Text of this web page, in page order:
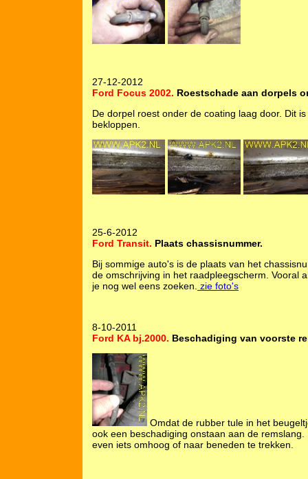
27-12-2012
Ford Focus 2002. Roestschade aan dorpels
De dorpel roest onder de coating laag door. Dit
bekloppen.
25-6-2012
Ford Transit. Plaats chassisnummer.
Bij sommige auto's is de plaats van het
de omschrijving in het raadpleegscherm. Vooral
je nog wel eens zoeken. zie foto's
8-10-2011
Ford KA bj.2000. Beschadiging van voorste
Omdat de rubber tule in het
ook een beschadiging onstaan aan de
even iets omhoog of naar beneden te trekken.